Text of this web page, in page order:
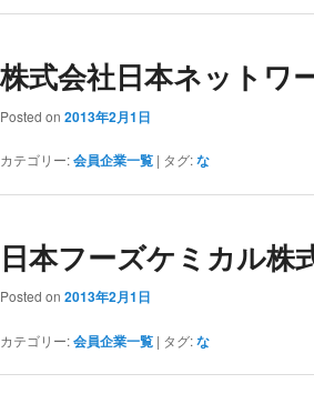
株式会社日本ネットワ
Posted on 2013年2月1日
カテゴリー:会員企業一覧 | タグ:な
日本フーズケミカル株
Posted on 2013年2月1日
カテゴリー:会員企業一覧 | タグ:な